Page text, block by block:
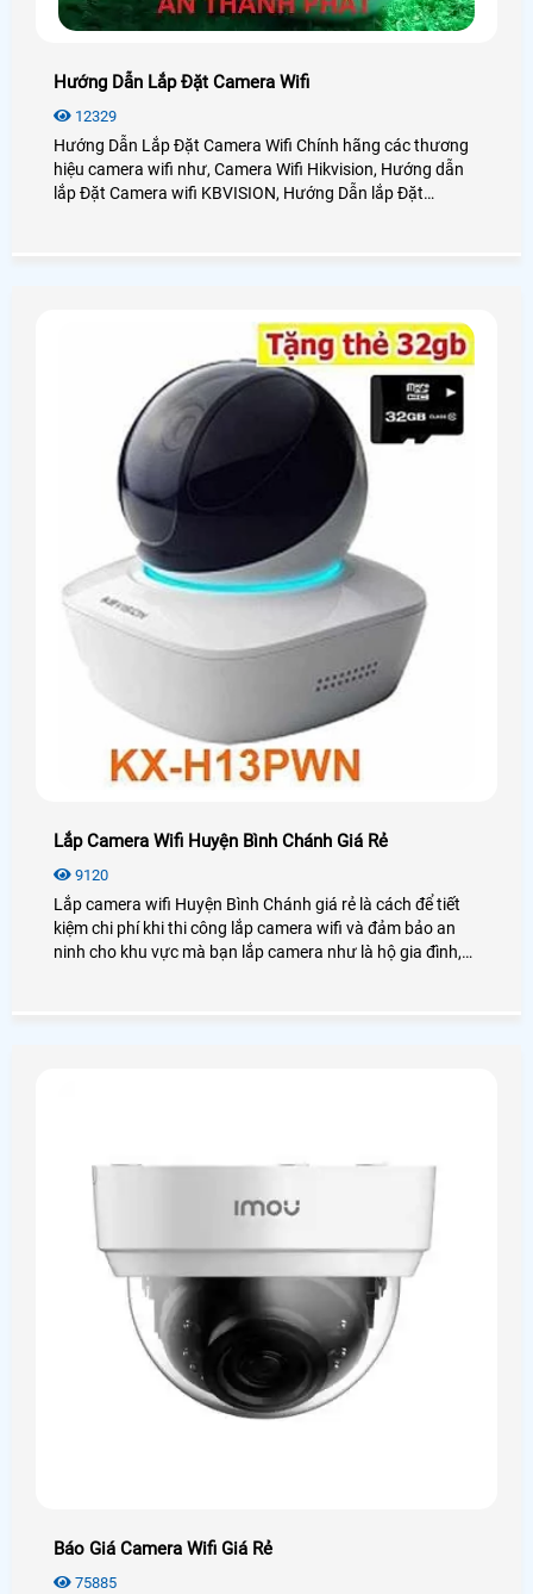
Hướng Dẫn Lắp Đặt Camera Wifi
12329
Hướng Dẫn Lắp Đặt Camera Wifi Chính hãng các thương
hiệu camera wifi như, Camera Wifi Hikvision, Hướng dẫn
lắp Đặt Camera wifi KBVISION, Hướng Dẫn lắp Đặt
Lắp Camera Wifi Huyện Bình Chánh Giá Rẻ
9120
Lắp camera wifi Huyện Bình Chánh giá rẻ là cách để tiết
kiệm chi phí khi thi công lắp camera wifi và đảm bảo an
ninh cho khu vực mà bạn lắp camera như là hộ gia đình,
Báo Giá Camera Wifi Giá Rẻ
75885